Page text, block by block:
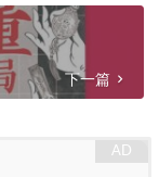
下一篇